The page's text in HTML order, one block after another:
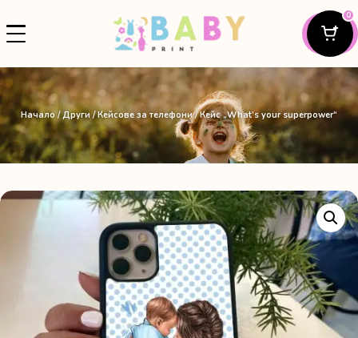
0
Начало/Други /Кейсове за телефони/ Кейс „What’s your superpower“